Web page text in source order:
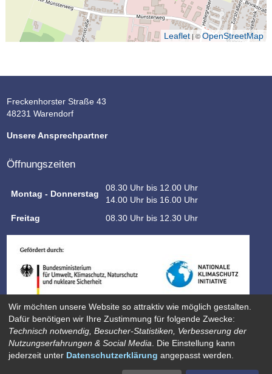
Leaflet | ©OpenStreetMap
Freckenhorster Straße 43
48231 Warendorf
Unsere Ansprechpartner
Öffnungszeiten
Montag - Donnerstag
08.30 Uhr bis 12.00 Uhr
14.00 Uhr bis 16.00 Uhr
Freitag
08.30 Uhr bis 12.30 Uhr
Wir möchten unsere Website so attraktiv wie möglich gestalten.
Dafür benötigen wir Ihre Zustimmung für folgende Zwecke:
Technisch notwendig, Besucher-Statistiken, Verbesserung der
Nutzungserfahrungen & Social Media . Die Einstellung kann
jederzeit unter Datenschutzerklärung angepasst werden.